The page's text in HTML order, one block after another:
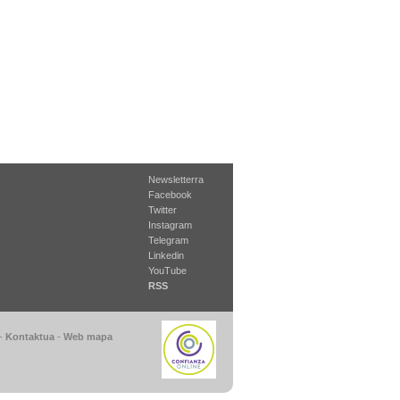
Newsletterra
Facebook
Twitter
Instagram
Telegram
Linkedin
YouTube
RSS
- Kontaktua - Web mapa